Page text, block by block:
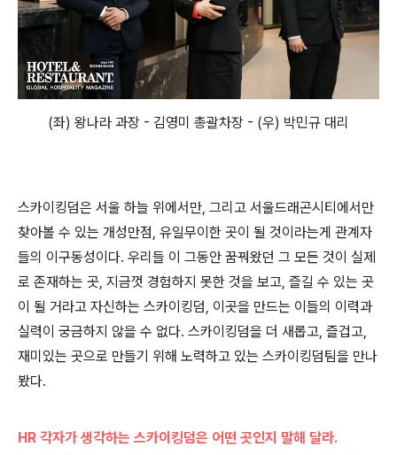
(좌) 왕나라 과장 - 김영미 총괄차장 - (우) 박민규 대리
스카이킹덤은 서울 하늘 위에서만, 그리고 서울드래곤시티에서만
찾아볼 수 있는 개성만점, 유일무이한 곳이 될 것이라는게 관계자
들의 이구동성이다. 우리들 이 그동안 꿈꿔왔던 그 모든 것이 실제
로 존재하는 곳, 지금껏 경험하지 못한 것을 보고, 즐길 수 있는 곳
이 될 거라고 자신하는 스카이킹덤, 이곳을 만드는 이들의 이력과
실력이 궁금하지 않을 수 없다. 스카이킹덤을 더 새롭고, 즐겁고,
재미있는 곳으로 만들기 위해 노력하고 있는 스카이킹덤팀을 만나
봤다.
HR 각자가 생각하는 스카이킹덤은 어떤 곳인지 말해 달라.